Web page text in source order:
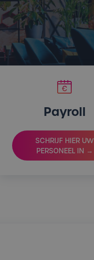
Payroll
SCHRIJF HIER UW
PERSONEEL IN →